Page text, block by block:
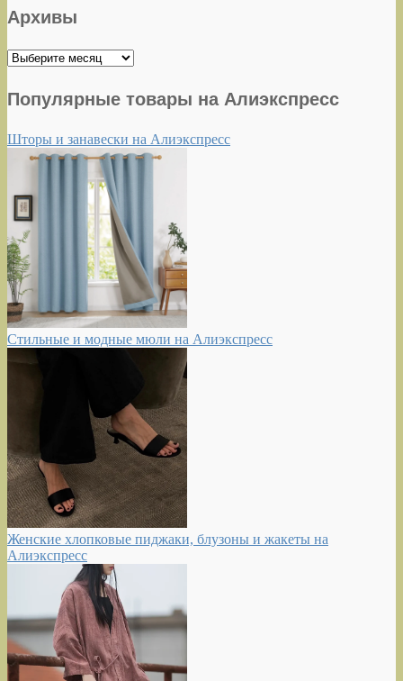
Архивы
Архивы
Популярные товары на Алиэкспресс
Шторы и занавески на Алиэкспресс
Стильные и модные мюли на Алиэкспресс
Женские хлопковые пиджаки, блузоны и жакеты на
Алиэкспресс